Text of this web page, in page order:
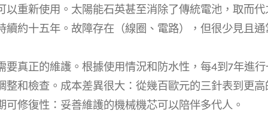
以重新使用。太陽能石英甚至消除了傳統電池，取而
續約十五年。故障存在（線圈、電路），但很少見且
要真正的維護。根據使用情況和防水性，每4到7年進
整和檢查。成本差異很大：從幾百歐元的三針表到更
可修復性：妥善維護的機械機芯可以陪伴多代人。